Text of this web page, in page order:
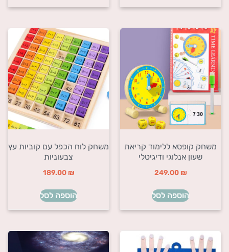
משחק קופסא ללימוד קריאת
שעון אנלוגי ודיגיטלי
249.00 ₪
הוספה לסל
משחק לוח הכפל עם קוביות עץ
צבעוניות
189.00 ₪
הוספה לסל